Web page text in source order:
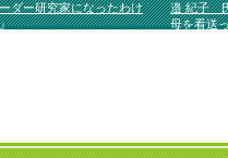
ーダー研究家になったわけ
』
邉 紀子
母を看送